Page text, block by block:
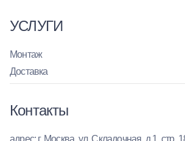
УСЛУГИ
Монтаж
Доставка
Контакты
адрес: г. Москва, ул. Складочная, д.1, стр.